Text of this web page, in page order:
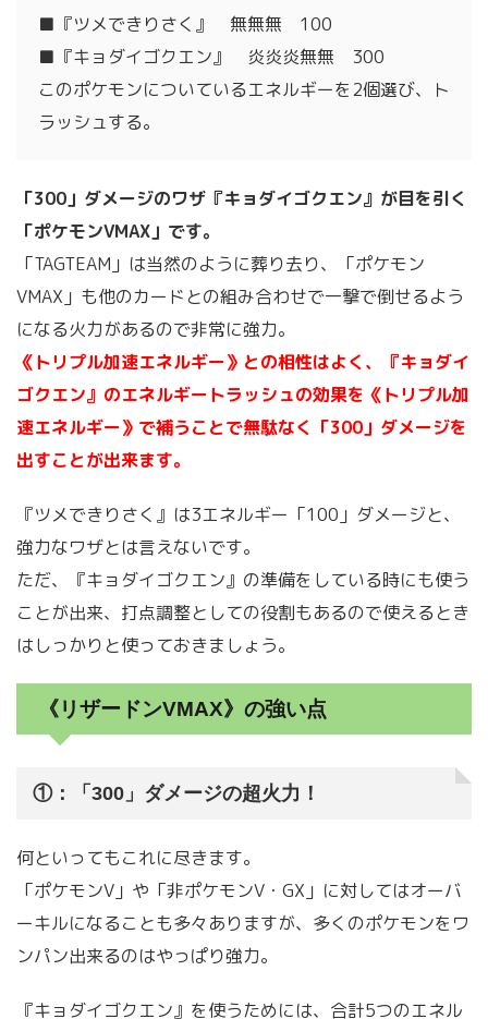
■『ツメできりさく』 無無無 100
■『キョダイゴクエン』 炎炎炎無無 300
このポケモンについているエネルギーを2個選び、ト
ラッシュする。
「300」ダメージのワザ『キョダイゴクエン』が目を引く
「ポケモンVMAX」です。
「TAGTEAM」は当然のように葬り去り、「ポケモン
VMAX」も他のカードとの組み合わせで一撃で倒せるよう
になる火力があるので非常に強力。
《トリプル加速エネルギー》との相性はよく、『キョダイ
ゴクエン』のエネルギートラッシュの効果を《トリプル加
速エネルギー》で補うことで無駄なく「300」ダメージを
出すことが出来ます。
『ツメできりさく』は3エネルギー「100」ダメージと、
強力なワザとは言えないです。
ただ、『キョダイゴクエン』の準備をしている時にも使う
ことが出来、打点調整としての役割もあるので使えるとき
はしっかりと使っておきましょう。
《リザードンVMAX》の強い点
①：「300」ダメージの超火力！
何といってもこれに尽きます。
「ポケモンV」や「非ポケモンV・GX」に対してはオーバ
ーキルになることも多々ありますが、多くのポケモンをワ
ンパン出来るのはやっぱり強力。
『キョダイゴクエン』を使うためには、合計5つのエネル